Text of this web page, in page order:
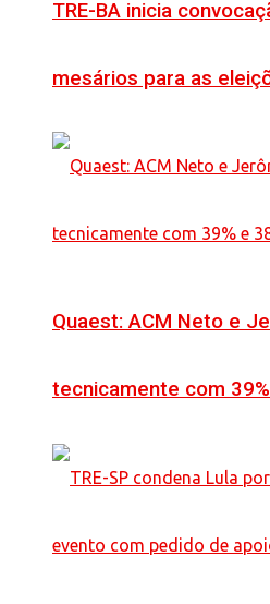
TRE-BA inicia
mesários para as
Quaest: ACM Neto e
tecnicamente com